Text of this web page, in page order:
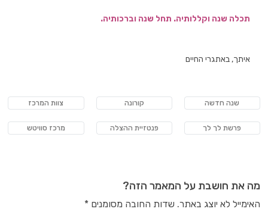
תכלה שנה וקללותיה. תחל שנה וברכותיה.
איתך, באתגרי החיים
שנה חדשה קורונה צוות המרכז
פרשת לך לך פנטזיית ההצלה מרכז סוויטש
מה את חושבת על המאמר הזה?
האימייל לא יוצג באתר. שדות החובה מסומנים*